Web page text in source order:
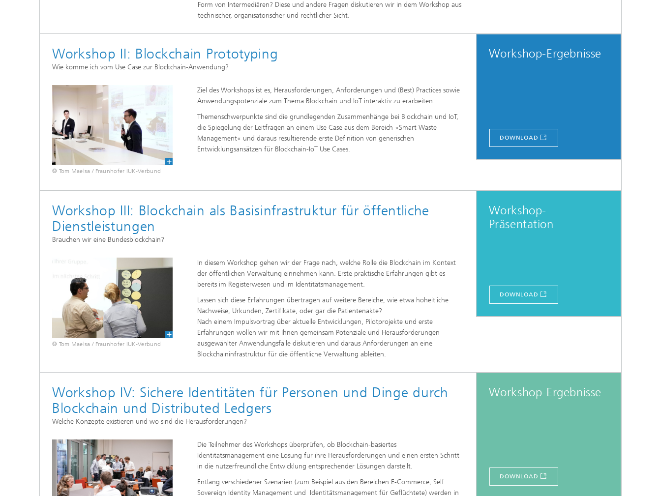
Form von Intermediären? Diese und andere Fragen diskutieren wir in dem Workshop aus
technischer, organisatorischer und rechtlicher Sicht.
Workshop II: Blockchain Prototyping
Wie komme ich vom Use Case zur Blockchain-Anwendung?
© Tom Maelsa / Fraunhofer IUK-Verbund
Ziel des Workshops ist es, Herausforderungen, Anforderungen und (Best) Practices sowie
Anwendungspotenziale zum Thema Blockchain und IoT interaktiv zu erarbeiten.
Themenschwerpunkte sind die grundlegenden Zusammenhänge bei Blockchain und IoT,
die Spiegelung der Leitfragen an einem Use Case aus dem Bereich »Smart Waste
Management« und daraus resultierende erste Definition von generischen
Entwicklungsansätzen für Blockchain-IoT Use Cases.
Workshop-Ergebnisse
DOWNLOAD
Workshop III: Blockchain als Basisinfrastruktur für öffentliche
Dienstleistungen
Brauchen wir eine Bundesblockchain?
© Tom Maelsa / Fraunhofer IUK-Verbund
In diesem Workshop gehen wir der Frage nach, welche Rolle die Blockchain im Kontext
der öffentlichen Verwaltung einnehmen kann. Erste praktische Erfahrungen gibt es
bereits im Registerwesen und im Identitätsmanagement.
Lassen sich diese Erfahrungen übertragen auf weitere Bereiche, wie etwa hoheitliche
Nachweise, Urkunden, Zertifikate, oder gar die Patientenakte?
Nach einem Impulsvortrag über aktuelle Entwicklungen, Pilotprojekte und erste
Erfahrungen wollen wir mit Ihnen gemeinsam Potenziale und Herausforderungen
ausgewählter Anwendungsfälle diskutieren und daraus Anforderungen an eine
Blockchaininfrastruktur für die öffentliche Verwaltung ableiten.
Workshop-
Präsentation
DOWNLOAD
Workshop IV: Sichere Identitäten für Personen und Dinge durch
Blockchain und Distributed Ledgers
Welche Konzepte existieren und wo sind die Herausforderungen?
Die Teilnehmer des Workshops überprüfen, ob Blockchain-basiertes
Identitätsmanagement eine Lösung für ihre Herausforderungen und einen ersten Schritt
in die nutzerfreundliche Entwicklung entsprechender Lösungen darstellt.
Entlang verschiedener Szenarien (zum Beispiel aus den Bereichen E-Commerce, Self
Sovereign Identity Management und Identitätsmanagement für Geflüchtete) werden in
Workshop-Ergebnisse
DOWNLOAD